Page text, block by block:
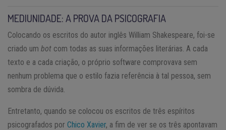
MEDIUNIDADE: A PROVA DA PSICOGRAFIA
Colocando os escritos do autor inglês William Shakespeare, foi-se
criado um bot com todas as suas informações literárias. A cada
texto e a cada criação, o próprio software comprovava sem
nenhum problema que o estilo fazia referência à tal pessoa, sem
sombra de dúvida.
Entretanto, quando se colocou os escritos de três espíritos
psicografados por Chico Xavier, a fim de ver se os três apontavam